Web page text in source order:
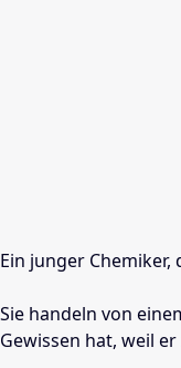
Ein junger
Sie handeln von
Gewissen hat, weil